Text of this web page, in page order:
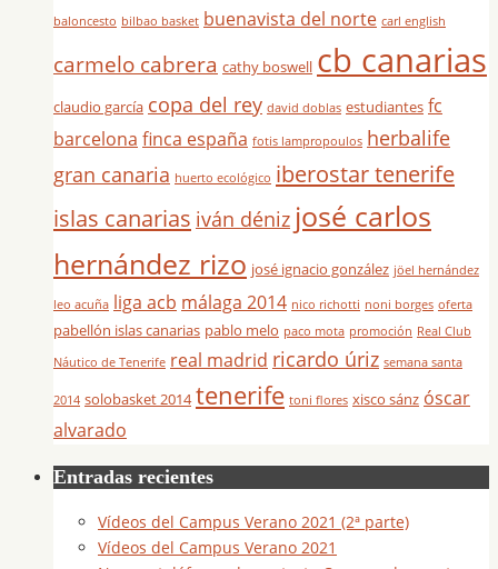
baloncesto bilbao basket buenavista del norte carl english
carmelo cabrera cathy boswell cb canarias
claudio garcía copa del rey david doblas estudiantes fc
barcelona finca españa fotis lampropoulos herbalife
gran canaria huerto ecológico iberostar tenerife
islas canarias iván déniz josé carlos
hernández rizo josé ignacio gonzález jöel hernández
leo acuña liga acb málaga 2014 nico richotti noni borges oferta
pabellón islas canarias pablo melo paco mota promoción Real Club
Náutico de Tenerife real madrid ricardo úriz semana santa
2014 solobasket 2014 tenerife toni flores xisco sánz óscar
alvarado
Entradas recientes
Vídeos del Campus Verano 2021 (2ª parte)
Vídeos del Campus Verano 2021